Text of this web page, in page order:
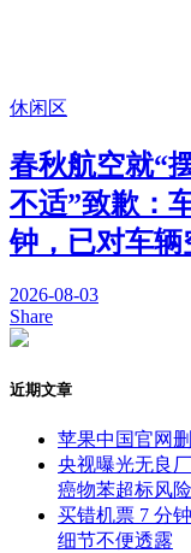
休闲区
春秋航空就“
不适”致歉：
钟，已对车
2026-08-03
Share
近期文章
苹果中国官网
央视曝光无良
癌物苯超标风险
买错机票 7 分
细节不便透露